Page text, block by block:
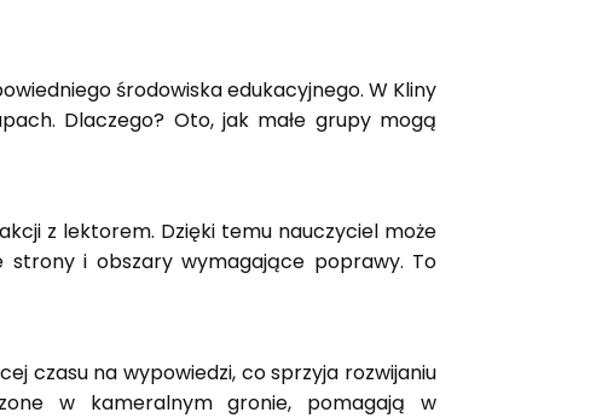
środowiska edukacyjnego. W Kliny
Dlaczego? Oto, jak małe grupy mogą
z lektorem. Dzięki temu nauczyciel może
strony i obszary wymagające poprawy. To
czasu na wypowiedzi, co sprzyja rozwijaniu
w kameralnym gronie, pomagają w